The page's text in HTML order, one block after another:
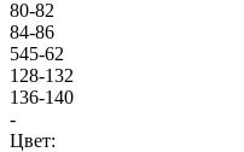
80-82
84-86
545-62
128-132
136-140
-
Цвет: